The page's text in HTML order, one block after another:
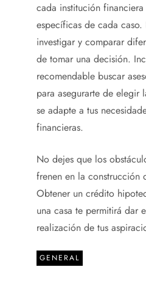
cada institución
específicas de cada caso.
investigar y comparar
de tomar una decisión.
recomendable buscar
para asegurarte de elegir
se adapte a tus
financieras.
No dejes que los
frenen en la construcción
Obtener un crédito
una casa te permitirá dar
realización de tus
GENERAL